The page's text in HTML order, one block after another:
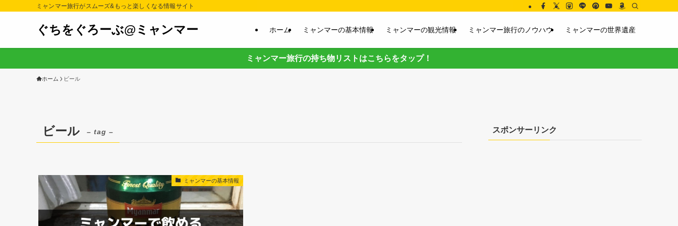
ミャンマー旅行がスムーズ&もっと楽しくなる情報サイト
ぐちをぐろーぶ@ミャンマー ホーム ミャンマーの基本情報 ミャンマーの観光情報 ミャンマー旅行のノウハウ ミャンマーの世界遺産
ミャンマー旅行の持ち物リストはこちらをタップ！
ホーム ビール
ビール – tag –
ミャンマーの基本情報
スポンサーリンク